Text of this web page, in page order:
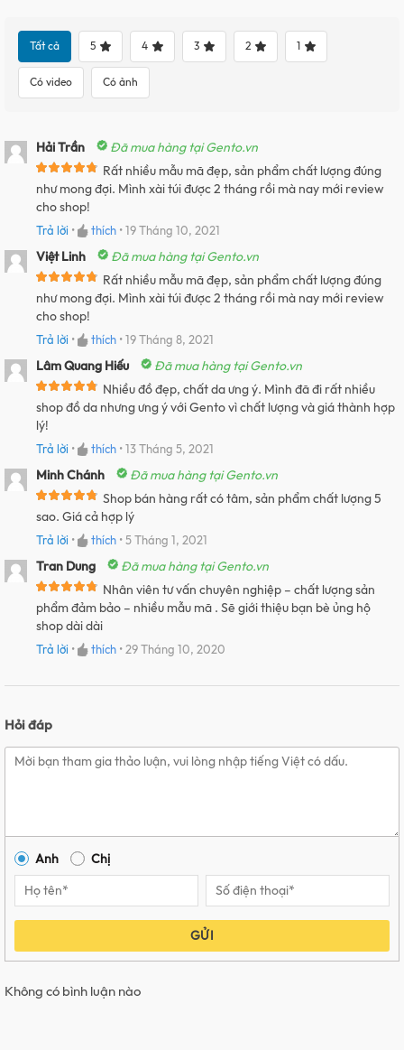
Tất cả 5 4 3 2 1
Có video Có ảnh
Hải Trần
Đã mua hàng tại Gento.vn
Rất nhiều mẫu mã đẹp, sản phẩm chất lượng đúng
như mong đợi. Mình xài túi được 2 tháng rồi mà nay mới review
cho shop!
Trả lời • thích •19 Tháng 10, 2021
Việt Linh
Đã mua hàng tại Gento.vn
Rất nhiều mẫu mã đẹp, sản phẩm chất lượng đúng
như mong đợi. Mình xài túi được 2 tháng rồi mà nay mới review
cho shop!
Trả lời • thích •19 Tháng 8, 2021
Lâm Quang Hiếu
Đã mua hàng tại Gento.vn
Nhiều đồ đẹp, chất da ưng ý. Mình đã đi rất nhiều
shop đồ da nhưng ưng ý với Gento vì chất lượng và giá thành hợp
lý!
Trả lời • thích •13 Tháng 5, 2021
Minh Chánh
Đã mua hàng tại Gento.vn
Shop bán hàng rất có tâm, sản phẩm chất lượng 5
sao. Giá cả hợp lý
Trả lời • thích •5 Tháng 1, 2021
Tran Dung
Đã mua hàng tại Gento.vn
Nhân viên tư vấn chuyên nghiệp – chất lượng sản
phẩm đảm bảo – nhiều mẫu mã . Sẽ giới thiệu bạn bè ủng hộ
shop dài dài
Trả lời • thích •29 Tháng 10, 2020
Hỏi đáp
Anh Chị
GỬI
Không có bình luận nào